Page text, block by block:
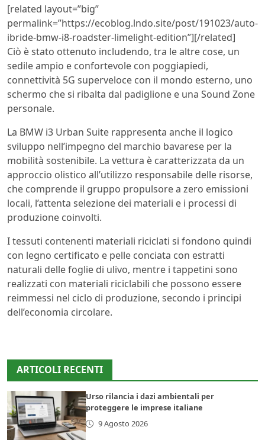
[related layout=”big”
permalink=”https://ecoblog.lndo.site/post/191023/auto-
ibride-bmw-i8-roadster-limelight-edition”][/related]
Ciò è stato ottenuto includendo, tra le altre cose, un
sedile ampio e confortevole con poggiapiedi,
connettività 5G superveloce con il mondo esterno, uno
schermo che si ribalta dal padiglione e una Sound Zone
personale.
La BMW i3 Urban Suite rappresenta anche il logico
sviluppo nell’impegno del marchio bavarese per la
mobilità sostenibile. La vettura è caratterizzata da un
approccio olistico all’utilizzo responsabile delle risorse,
che comprende il gruppo propulsore a zero emissioni
locali, l’attenta selezione dei materiali e i processi di
produzione coinvolti.
I tessuti contenenti materiali riciclati si fondono quindi
con legno certificato e pelle conciata con estratti
naturali delle foglie di ulivo, mentre i tappetini sono
realizzati con materiali riciclabili che possono essere
reimmessi nel ciclo di produzione, secondo i principi
dell’economia circolare.
ARTICOLI RECENTI
Urso rilancia i dazi ambientali per
proteggere le imprese italiane
9 Agosto 2026